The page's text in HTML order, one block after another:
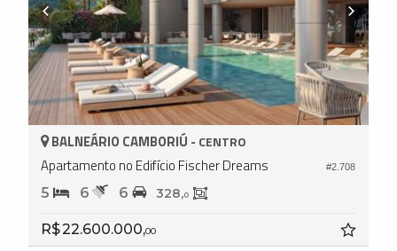
#2.708
BALNEÁRIO CAMBORIÚ - CENTRO
Apartamento no Edifício Fischer Dreams
5 6 6 328,0
R$ 22.600.000,00